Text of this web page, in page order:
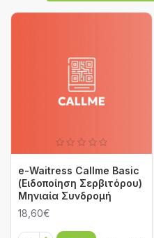
e-Waitress Callme Basic
(Ειδοποίηση Σερβιτόρου)
Μηνιαία Συνδρομή
18,60€